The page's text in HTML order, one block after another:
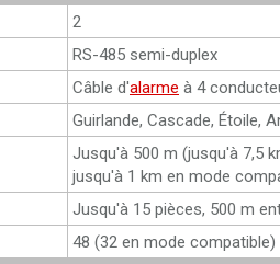
2
RS-485 semi-duplex
Câble d'alarme à 4
Guirlande, Cascade, Étoile,
Jusqu'à 500 m (jusqu'à 7,5
jusqu'à 1 km en mode
Jusqu'à 15 pièces, 500 m
48 (32 en mode compatible)